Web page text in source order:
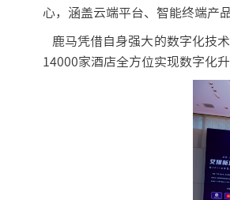
心，涵盖云端平台、智能终端产
鹿马凭借自身强大的数字化技
14000家酒店全方位实现数字化升